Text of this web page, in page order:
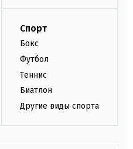
Спорт
Бокс
Футбол
Теннис
Биатлон
Другие виды спорта